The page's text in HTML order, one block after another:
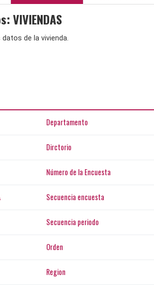
VIVIENDAS
de la vivienda.
Departamento
Dirctorio
Número de la Encuesta
Secuencia encuesta
Secuencia periodo
Orden
Region